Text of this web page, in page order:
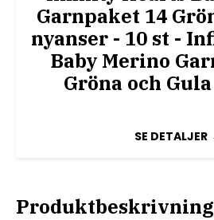
Garnpaket 14
nyanser - 10 st -
Baby Merino
Gröna och
SE DETALJER